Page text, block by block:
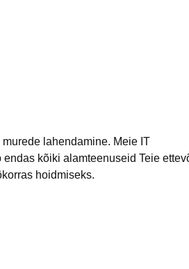
lahendamine. Meie IT
kõiki alamteenuseid Teie
hoidmiseks.